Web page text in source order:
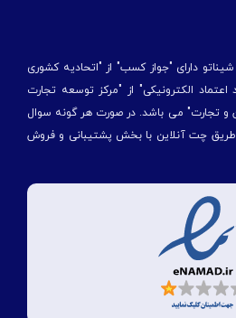
دارای "جواز کسب" از "اتحادیه کشوری
الکترونیکی" از "مركز توسعه تجارت
و تجارت" می باشد. در صورت هر گونه سوال
طریق چت آنلاین با بخش پشتیبانی و فروش